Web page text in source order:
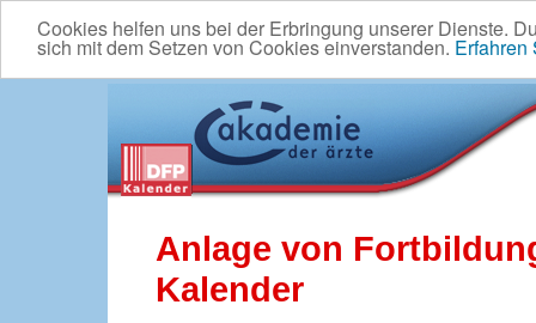
Cookies helfen uns bei der Erbringung unserer Dienste.
sich mit dem Setzen von Cookies einverstanden. Erfahren
Anlage von
Kalender